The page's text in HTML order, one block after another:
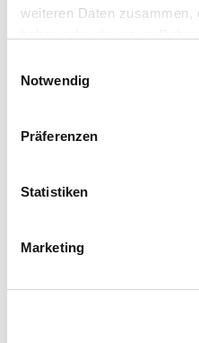
weiteren Daten zusammen,
betätigen Sie anschließend
Notwendig
Präferenzen
Statistiken
Marketing
P101 Ist ärztlicher Rat
P103 Vor Gebrauch
P501 Inhalt / Behälter einer
NB6641: Das Mittel wird bis
Anwendungskonzentration,
vorgesehen ist, als nicht
NN1001: Das Mittel wird als
NN1002: Das Mittel wird als